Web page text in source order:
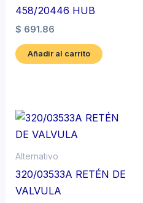
458/20446 HUB
$ 691.86
Añadir al carrito
Alternativo
320/03533A RETÉN DE
VALVULA